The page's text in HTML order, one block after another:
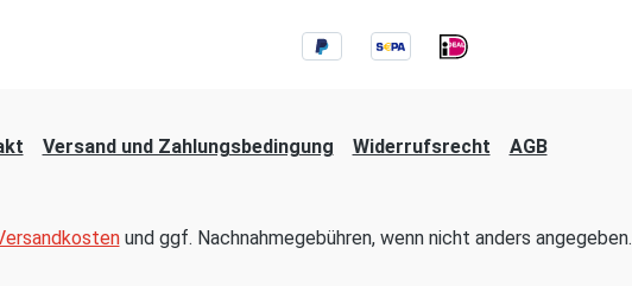
Versand und Zahlungsbedingung Widerrufsrecht AGB
und ggf. Nachnahmegebühren, wenn nicht anders angegeben.